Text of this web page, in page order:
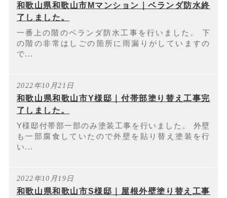
和歌山県和歌山市Mマンション｜ベランダ防水終
了しました。
一番上の階のベランダ防水工事を行いました。 下
の階の非常はしごの箇所に雨漏りがしていますの
で...
2022年10月21日
和歌山県和歌山市Y様邸｜付帯部塗り替え工事完
了しました。
Y様邸付帯部一部のみ塗装工事を行いました。 外壁
も一部腐食していたので外壁を貼り替え塗装を行
い...
2022年10月19日
和歌山県和歌山市S様邸｜屋根外壁塗り替え工事